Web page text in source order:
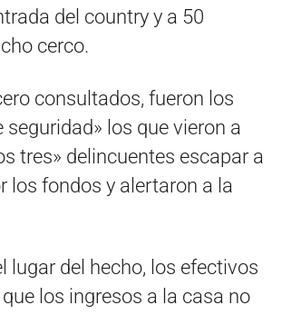
del country y a 50
cerco.
consultados, fueron los
seguridad» los que vieron a
tres» delincuentes escapar a
los fondos y alertaron a la
lugar del hecho, los efectivos
los ingresos a la casa no